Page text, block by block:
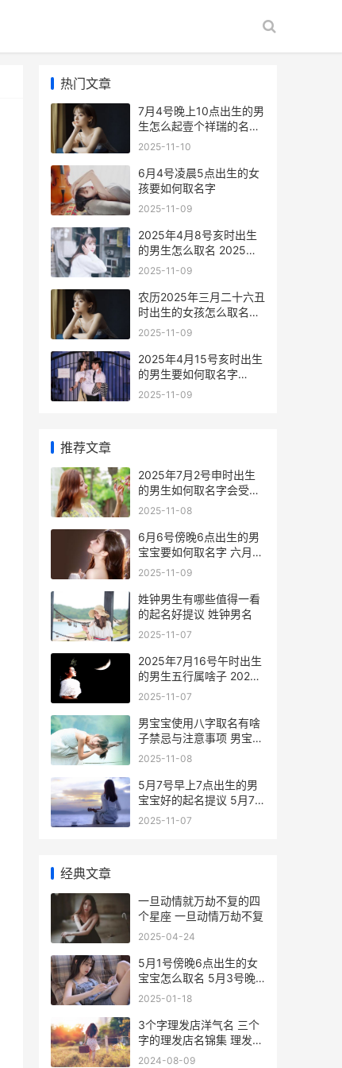
热门文章
7月4号晚上10点出生的男
生怎么起壹个祥瑞的名字
7月7日晚上10点是什么意
2025-11-10
6月4号凌晨5点出生的女
孩要如何取名字
2025-11-09
2025年4月8号亥时出生
的男生怎么取名 2025年4
月8日出生
2025-11-09
农历2025年三月二十六丑
时出生的女孩怎么取名字
有特色 2025年农历3月
2025-11-09
2025年4月15号亥时出生
的男生要如何取名字
2025年4月15号出生的宝
2025-11-09
推荐文章
2025年7月2号申时出生
的男生如何取名字会受益
终生 2025年7月2日是什
2025-11-08
6月6号傍晚6点出生的男
宝宝要如何取名字 六月六
日六点
2025-11-09
姓钟男生有哪些值得一看
的起名好提议 姓钟男名
2025-11-07
2025年7月16号午时出生
的男生五行属啥子 2025
年7月16日是农历几号
2025-11-07
男宝宝使用八字取名有啥
子禁忌与注意事项 男宝宝
使用纸尿裤好吗
2025-11-08
5月7号早上7点出生的男
宝宝好的起名提议 5月7
号早晨
2025-11-07
经典文章
一旦动情就万劫不复的四
个星座 一旦动情万劫不复
2025-04-24
5月1号傍晚6点出生的女
宝宝怎么取名 5月3号晚
上六点
2025-01-18
3个字理发店洋气名 三个
字的理发店名锦集 理发店
3个字的店名
2024-08-09